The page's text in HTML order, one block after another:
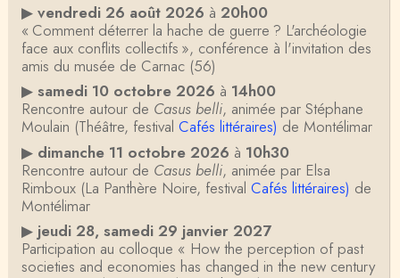
▶ vendredi 26 août 2026 à 20h00
« Comment déterrer la hache de guerre ? L'archéologie
face aux conflits collectifs », conférence à l'invitation des
amis du musée de Carnac (56)
▶ samedi 10 octobre 2026 à 14h00
Rencontre autour de Casus belli, animée par Stéphane
Moulain (Théâtre, festival Cafés littéraires) de Montélimar
▶ dimanche 11 octobre 2026 à 10h30
Rencontre autour de Casus belli, animée par Elsa
Rimboux (La Panthère Noire, festival Cafés littéraires) de
Montélimar
▶ jeudi 28, samedi 29 janvier 2027
Participation au colloque « How the perception of past
societies and economies has changed in the new century